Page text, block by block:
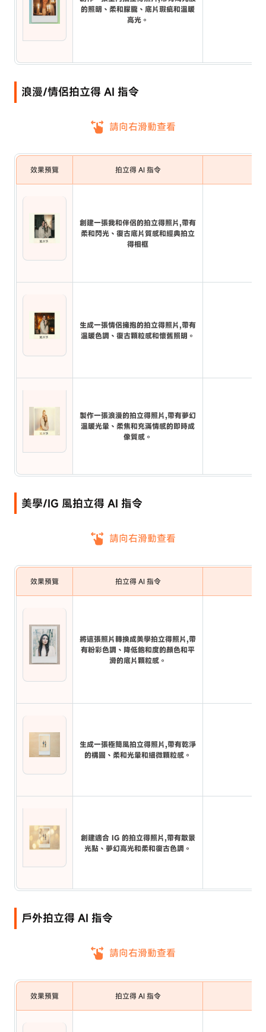
的照明、柔和朦朧、底片瑕疵和溫暖
高光。
浪漫/情侶拍立得 AI 指令
請向右滑動查看
效果預覽 拍立得 AI 指令
創建一張我和伴侶的拍立得照片,帶有
柔和閃光、復古底片質感和經典拍立
得相框
生成一張情侶擁抱的拍立得照片,帶有
溫暖色調、復古顆粒感和懷舊照明。
製作一張浪漫的拍立得照片,帶有夢幻
溫暖光暈、柔焦和充滿情感的即時成
像質感。
美學/IG 風拍立得 AI 指令
請向右滑動查看
效果預覽 拍立得 AI 指令
將這張照片轉換成美學拍立得照片,帶
有粉彩色調、降低飽和度的顏色和平
滑的底片顆粒感。
生成一張極簡風拍立得照片,帶有乾淨
的構圖、柔和光暈和細微顆粒感。
創建適合 IG 的拍立得照片,帶有散景
光點、夢幻高光和柔和復古色調。
戶外拍立得 AI 指令
請向右滑動查看
效果預覽 拍立得 AI 指令